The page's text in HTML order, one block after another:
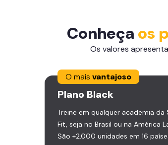
Conheça os
Os valores
O mais vantajoso
Plano Black
Treine em qualquer academia da
Fit, seja no Brasil ou na América
São +2.000 unidades em 16